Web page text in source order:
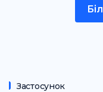
Застосунок